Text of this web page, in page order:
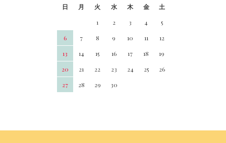
日 月 火 水 木 金
土
1
2 3 4
5
6
7 8 9 10 11
12
13
14 15 16 17 18
19
20
21 22 23 24 25
26
27
28 29 30